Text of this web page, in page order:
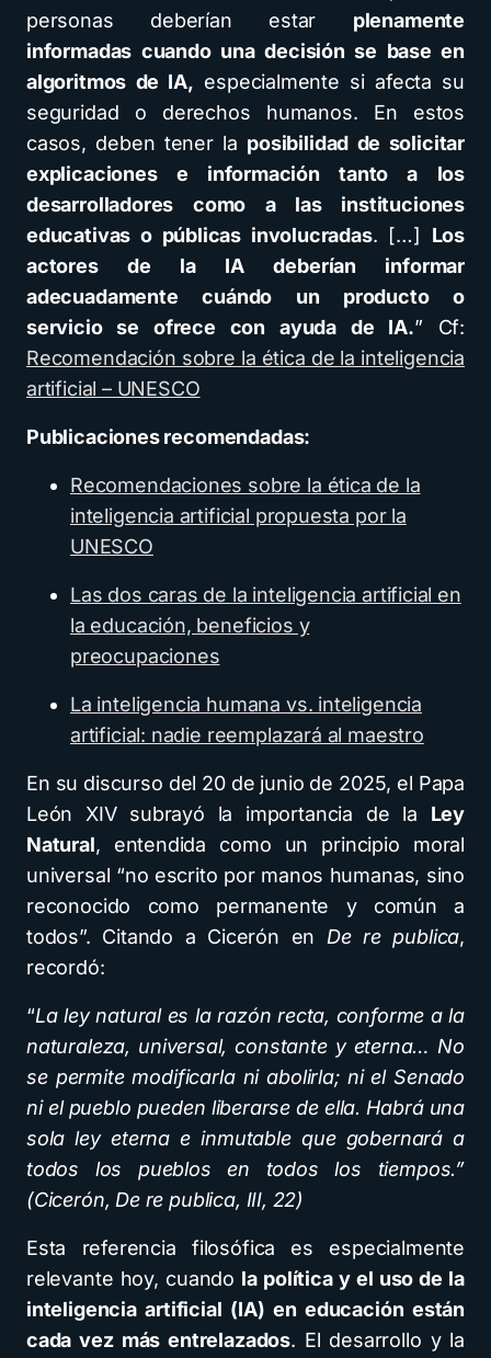
personas deberían estar plenamente
informadas cuando una decisión se base en
algoritmos de IA, especialmente si afecta su
seguridad o derechos humanos. En estos
casos, deben tener la posibilidad de solicitar
explicaciones e información tanto a los
desarrolladores como a las instituciones
educativas o públicas involucradas. […] Los
actores de la IA deberían informar
adecuadamente cuándo un producto o
servicio se ofrece con ayuda de IA.” Cf:
Recomendación sobre la ética de la inteligencia
artificial – UNESCO
Publicaciones recomendadas:
Recomendaciones sobre la ética de la
inteligencia artificial propuesta por la
UNESCO
Las dos caras de la inteligencia artificial en
la educación, beneficios y
preocupaciones
La inteligencia humana vs. inteligencia
artificial: nadie reemplazará al maestro
En su discurso del 20 de junio de 2025, el Papa
León XIV subrayó la importancia de la Ley
Natural, entendida como un principio moral
universal “no escrito por manos humanas, sino
reconocido como permanente y común a
todos”. Citando a Cicerón en De re publica,
recordó:
“La ley natural es la razón recta, conforme a la
naturaleza, universal, constante y eterna… No
se permite modificarla ni abolirla; ni el Senado
ni el pueblo pueden liberarse de ella. Habrá una
sola ley eterna e inmutable que gobernará a
todos los pueblos en todos los tiempos.”
(Cicerón, De re publica, III, 22)
Esta referencia filosófica es especialmente
relevante hoy, cuando la política y el uso de la
inteligencia artificial (IA) en educación están
cada vez más entrelazados. El desarrollo y la